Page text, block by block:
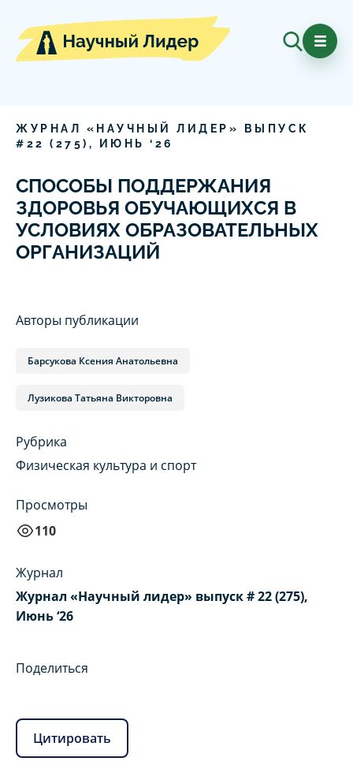
ЖУРНАЛ «НАУЧНЫЙ ЛИДЕР» ВЫПУСК
# 22 ( 275), ИЮНЬ ‘ 26
СПОСОБЫ ПОДДЕРЖАНИЯ
ЗДОРОВЬЯ ОБУЧАЮЩИХСЯ В
УСЛОВИЯХ ОБРАЗОВАТЕЛЬНЫХ
ОРГАНИЗАЦИЙ
Авторы публикации
Барсукова Ксения Анатольевна
Лузикова Татьяна Викторовна
Рубрика
Физическая культура и спорт
Просмотры
110
Журнал
Журнал «Научный лидер» выпуск # 22 (275),
Июнь ‘26
Поделиться
Цитировать